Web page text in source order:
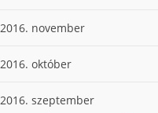
2016. november
2016. október
2016. szeptember